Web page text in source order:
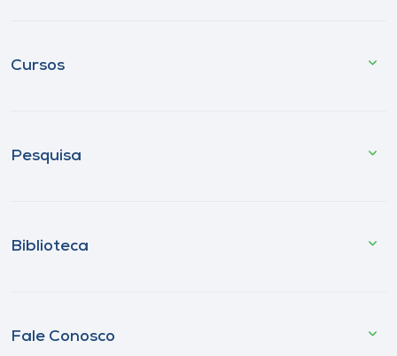
Cursos
Pesquisa
Biblioteca
Fale Conosco